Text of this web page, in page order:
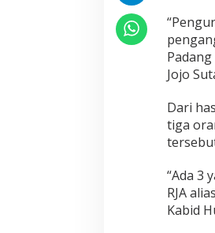
Jojo
Dari
tiga
“Ada 3
RJA
Kabid